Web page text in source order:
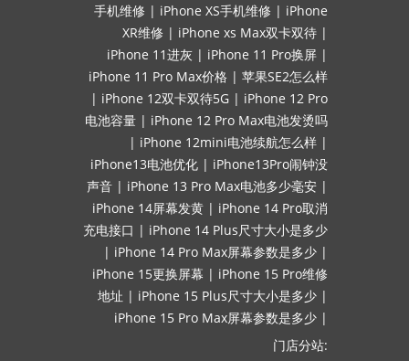
手机维修 | iPhone XS手机维修 | iPhone
XR维修 | iPhone xs Max双卡双待 |
iPhone 11进灰 | iPhone 11 Pro换屏 |
iPhone 11 Pro Max价格 | 苹果SE2怎么样
| iPhone 12双卡双待5G | iPhone 12 Pro
电池容量 | iPhone 12 Pro Max电池发烫吗
| iPhone 12mini电池续航怎么样 |
iPhone13电池优化 | iPhone13Pro闹钟没
声音 | iPhone 13 Pro Max电池多少毫安 |
iPhone 14屏幕发黄 | iPhone 14 Pro取消
充电接口 | iPhone 14 Plus尺寸大小是多少
| iPhone 14 Pro Max屏幕参数是多少 |
iPhone 15更换屏幕 | iPhone 15 Pro维修
地址 | iPhone 15 Plus尺寸大小是多少 |
iPhone 15 Pro Max屏幕参数是多少 |
门店分站: